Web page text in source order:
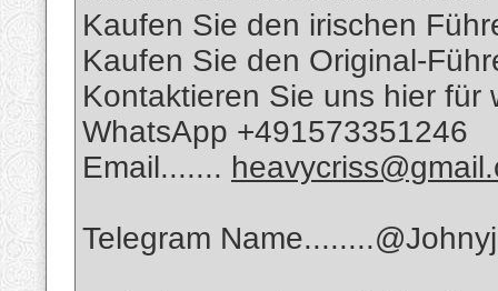
Kaufen Sie den irischen
Kaufen Sie den Original-
Kontaktieren Sie uns hier für
WhatsApp +491573351246
Email.......
Telegram